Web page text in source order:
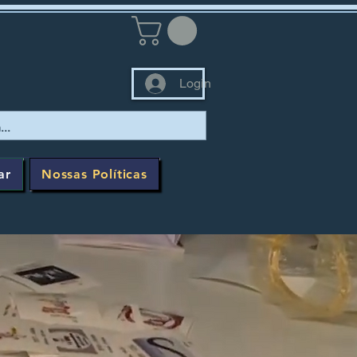
Login
Nossas Políticas